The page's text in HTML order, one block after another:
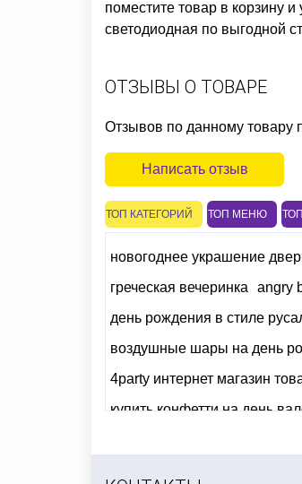
поместите товар в корзину
светодиодная по выгодной
ОТЗЫВЫ О ТОВАРЕ
Отзывов по данному товару
Написать отзыв
ТОП КАТЕГОРИЙ ТОП МЕНЮ
новогоднее украшение
греческая вечеринка
angry
день рождения в стиле
воздушные шары на день
4party интернет магазин
купить конфетти на день